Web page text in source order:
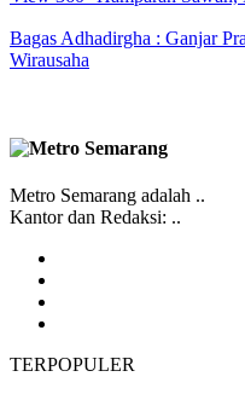
Bagas Adhadirgha : Ganjar
Wirausaha
Metro Semarang adalah ..
Kantor dan Redaksi: ..
TERPOPULER